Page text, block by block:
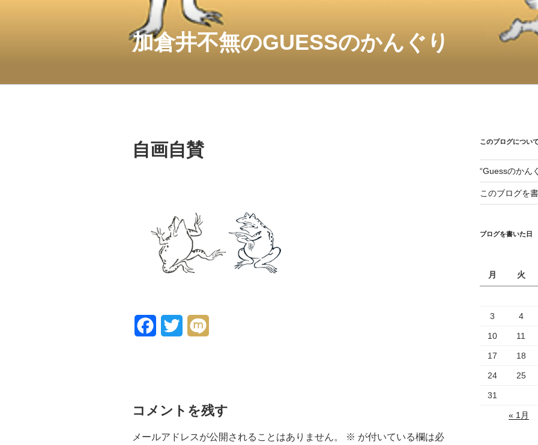
加倉井不無のGUESSのかんぐり
自画自賛
b
o
t
コメントを残す
メールアドレスが公開されることはありません。 ※ が付いている欄は必
このブログについ
“Guessのかん
このブログを
ブログを書いた日
月 火
3 4
10 11
17 18
24 25
31
« 1月